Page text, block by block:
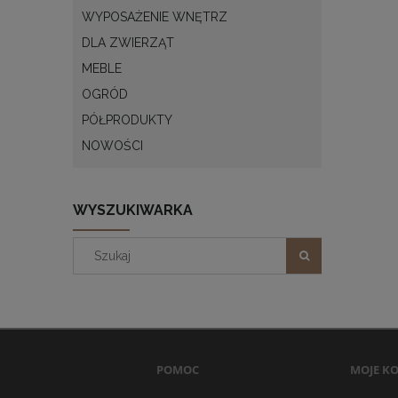
WYPOSAŻENIE WNĘTRZ
DLA ZWIERZĄT
MEBLE
OGRÓD
PÓŁPRODUKTY
NOWOŚCI
WYSZUKIWARKA
POMOC MOJE